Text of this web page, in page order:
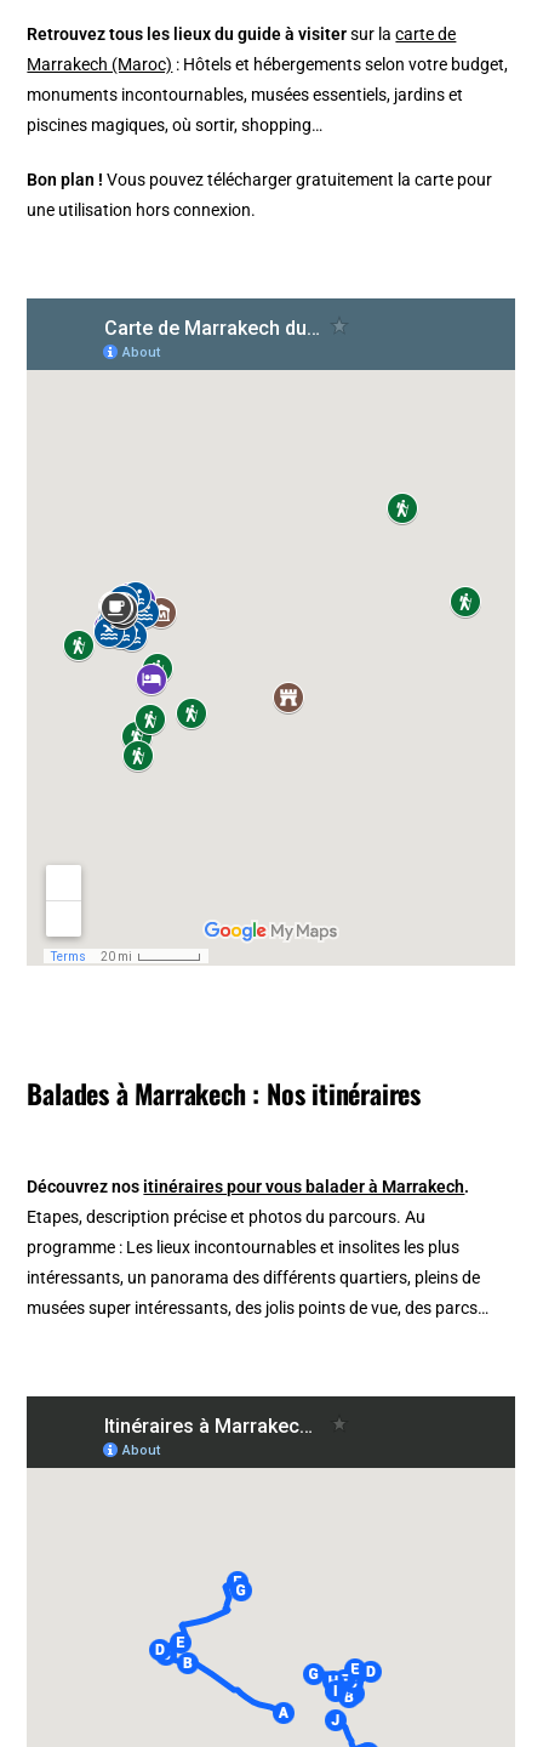
Retrouvez tous les lieux du guide à visitersur lacarte de
Marrakech (Maroc) : Hôtels et hébergements selon votre budget,
monuments incontournables, musées essentiels, jardins et
piscines magiques, où sortir, shopping…
Bon plan ! Vous pouvez télécharger gratuitement la carte pour
une utilisation hors connexion.
Balades à Marrakech : Nos itinéraires
Découvrez nos itinéraires pour vous balader à Marrakech.
Etapes, description précise et photos du parcours. Au
programme : Les lieux incontournables et insolites les plus
intéressants, un panorama des différents quartiers, pleins de
musées super intéressants, des jolis points de vue, des parcs…